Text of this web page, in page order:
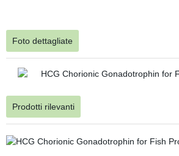
Foto dettagliate
Prodotti rilevanti